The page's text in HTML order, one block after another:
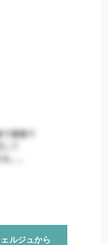
ルジュから